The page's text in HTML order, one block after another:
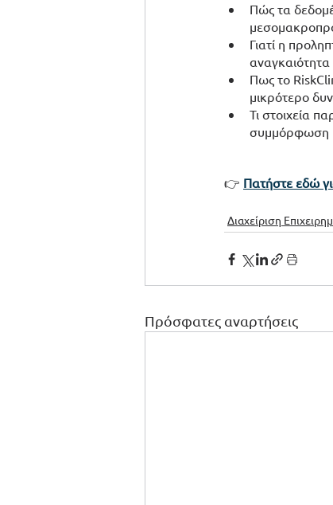
Πώς τα
Γιατί η
αναγκαιότητα
Πως το
μικρότερο
Τι στοιχεία
συμμόρφωση
👉 Πατήστε εδώ
Διαχείριση
Πρόσφατες αναρτήσεις